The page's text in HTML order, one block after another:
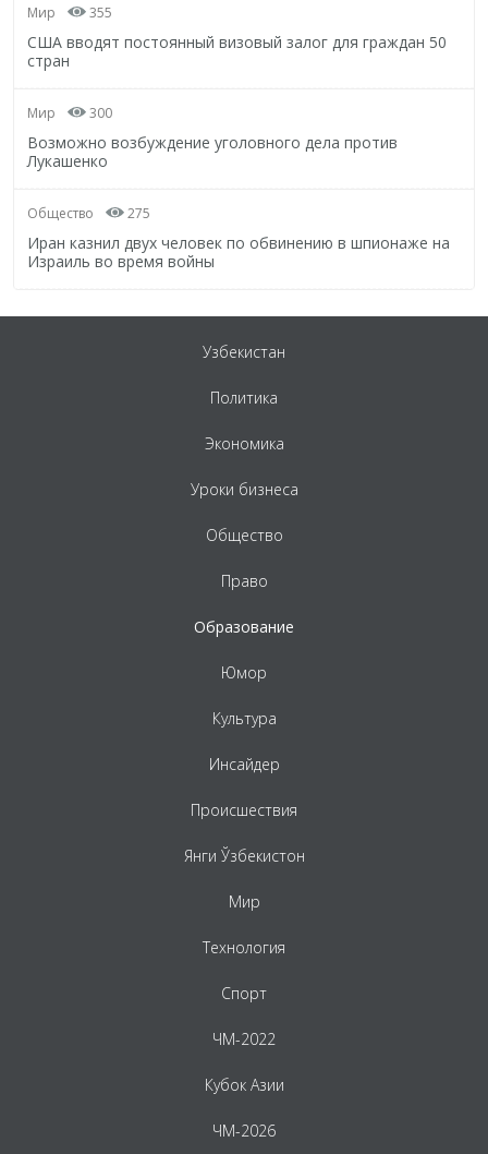
Мир 355
США вводят постоянный визовый залог для граждан 50
стран
Мир 300
Возможно возбуждение уголовного дела против
Лукашенко
Общество 275
Иран казнил двух человек по обвинению в шпионаже на
Израиль во время войны
Узбекистан
Политика
Экономика
Уроки бизнеса
Общество
Право
Образование
Юмор
Культура
Инсайдер
Происшествия
Янги Ўзбекистон
Мир
Технология
Спорт
ЧМ-2022
Кубок Азии
ЧМ-2026